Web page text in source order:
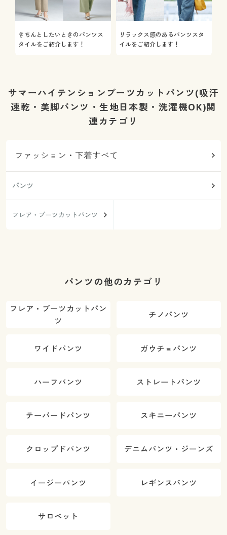
きちんとしたいときのパンツス
タイルをご紹介します！
リラックス感のあるパンツスタ
イルをご紹介します！
サマーハイテンションブーツカットパンツ(吸汗
速乾・美脚パンツ・生地日本製・洗濯機OK)関
連カテゴリ
ファッション・下着すべて
パンツ
フレア・ブーツカットパンツ
パンツの他のカテゴリ
フレア・ブーツカットパン
ツ
チノパンツ
ワイドパンツ ガウチョパンツ
ハーフパンツ ストレートパンツ
テーパードパンツ スキニーパンツ
クロップドパンツ デニムパンツ・ジーンズ
イージーパンツ レギンスパンツ
サロペット